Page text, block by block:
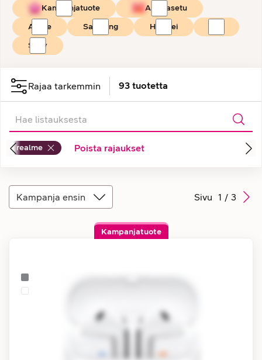
Kampanjatuote
Asiakasetu
Apple
Samsung Huawei
Sony
Rajaa tarkemmin 93 tuotetta
realme Poista rajaukset
Kampanja ensin Sivu 1 / 3
Kampanjatuote